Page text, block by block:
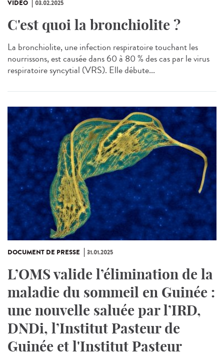
VIDÉO 03.02.2025
C'est quoi la bronchiolite ?
La bronchiolite, une infection respiratoire touchant les
nourrissons, est causée dans 60 à 80 % des cas par le virus
respiratoire syncytial (VRS). Elle débute...
DOCUMENT DE PRESSE 31.01.2025
L’OMS valide l’élimination de la
maladie du sommeil en Guinée :
une nouvelle saluée par l’IRD,
DNDi, l’Institut Pasteur de
Guinée et l'Institut Pasteur